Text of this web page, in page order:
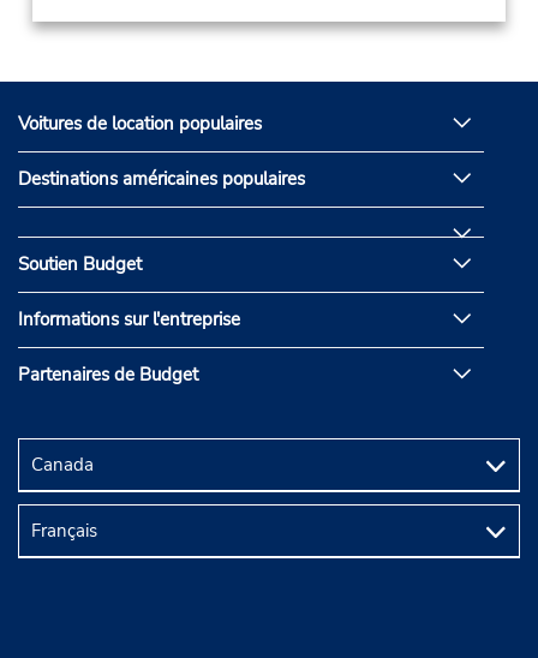
Voitures de location populaires
Destinations américaines populaires
Soutien Budget
Informations sur l'entreprise
Partenaires de Budget